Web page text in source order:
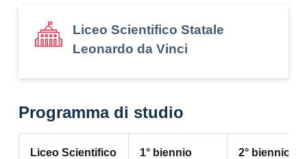
Liceo Scientifico Statale
Leonardo da Vinci
Programma di studio
Liceo Scientifico 1° biennio 2° biennio